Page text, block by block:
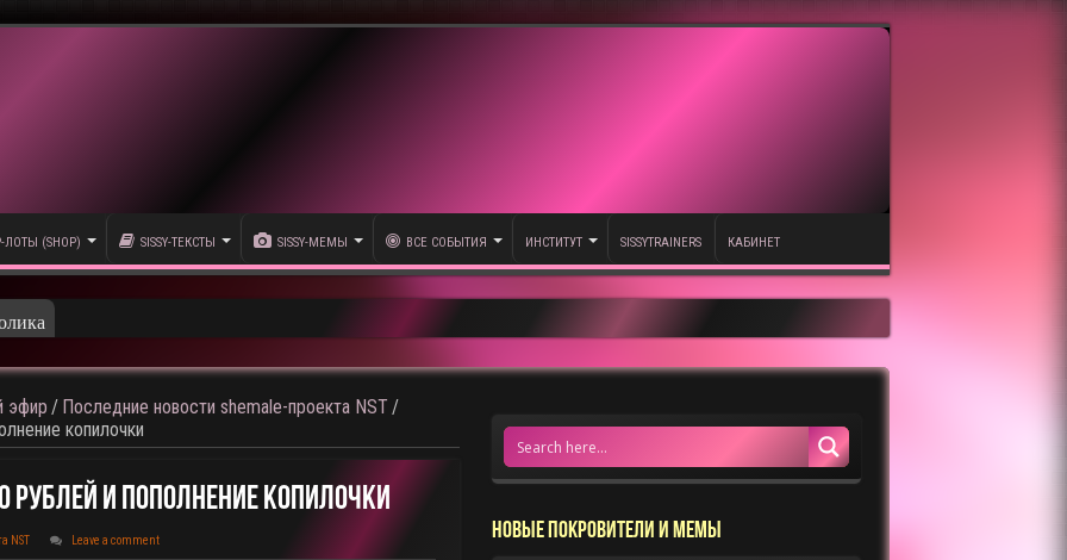
ЛОТЫ (SHOP) SISSY-ТЕКСТЫ SISSY-МЕМЫ ВСЕ СОБЫТИЯ ИНСТИТУТ SISSYTRAINERS КАБИНЕТ
эфир / Последние новости shemale-проекта NST /
копилочки
Рублей И Пополнение Копилочки
NST Leave a comment НОВЫЕ ПОКРОВИТЕЛИ И МЕМЫ